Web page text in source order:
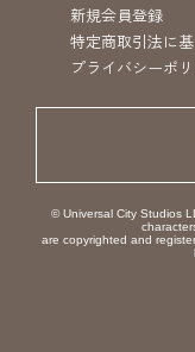
新規会員登録
特定商取引法に
プライバシーポ
© Universal City Studios
are copyrighted and